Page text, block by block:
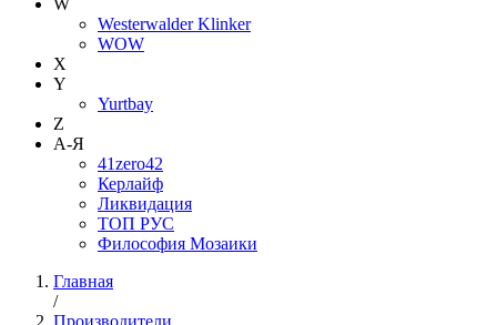
Westerwalder Klinker
WOW
X
Y
Yurtbay
Z
А-Я
41zero42
Керлайф
Ликвидация
ТОП РУС
Философия Мозаики
Главная
/
Производители